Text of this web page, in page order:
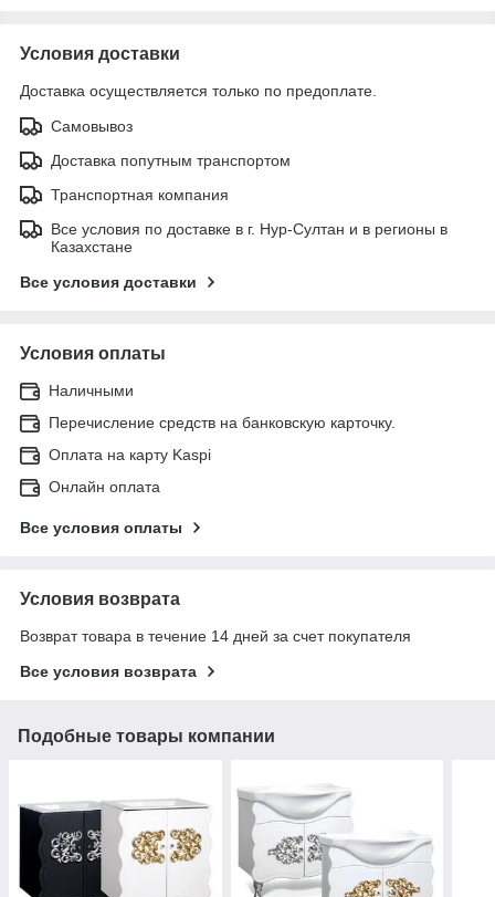
Условия доставки
Доставка осуществляется только по предоплате.
Самовывоз
Доставка попутным транспортом
Транспортная компания
Все условия по доставке в г. Нур-Султан и в регионы в
Казахстане
Все условия доставки
Условия оплаты
Наличными
Перечисление средств на банковскую карточку.
Оплата на карту Kaspi
Онлайн оплата
Все условия оплаты
Условия возврата
Возврат товара в течение 14 дней за счет покупателя
Все условия возврата
Подобные товары компании